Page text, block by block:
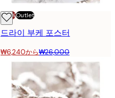
-70%Outlet
드라이 부케 포스터
₩6,240から₩26,000